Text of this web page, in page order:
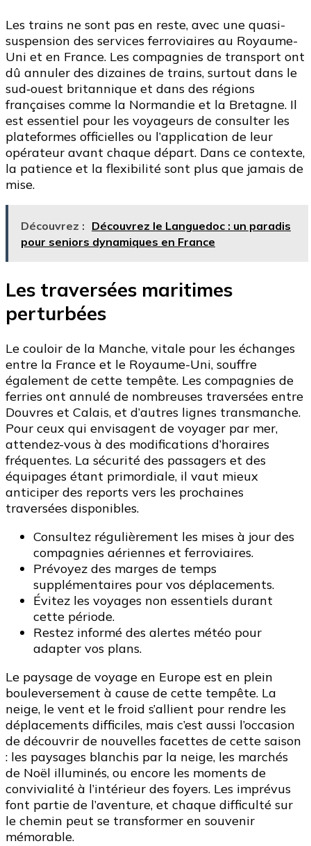
Les trains ne sont pas en reste, avec une quasi-
suspension des services ferroviaires au Royaume-
Uni et en France. Les compagnies de transport ont
dû annuler des dizaines de trains, surtout dans le
sud‑ouest britannique et dans des régions
françaises comme la Normandie et la Bretagne. Il
est essentiel pour les voyageurs de consulter les
plateformes officielles ou l’application de leur
opérateur avant chaque départ. Dans ce contexte,
la patience et la flexibilité sont plus que jamais de
mise.
Découvrez : Découvrez le Languedoc : un paradis
pour seniors dynamiques en France
Les traversées maritimes
perturbées
Le couloir de la Manche, vitale pour les échanges
entre la France et le Royaume-Uni, souffre
également de cette tempête. Les compagnies de
ferries ont annulé de nombreuses traversées entre
Douvres et Calais, et d’autres lignes transmanche.
Pour ceux qui envisagent de voyager par mer,
attendez-vous à des modifications d’horaires
fréquentes. La sécurité des passagers et des
équipages étant primordiale, il vaut mieux
anticiper des reports vers les prochaines
traversées disponibles.
Consultez régulièrement les mises à jour des
compagnies aériennes et ferroviaires.
Prévoyez des marges de temps
supplémentaires pour vos déplacements.
Évitez les voyages non essentiels durant
cette période.
Restez informé des alertes météo pour
adapter vos plans.
Le paysage de voyage en Europe est en plein
bouleversement à cause de cette tempête. La
neige, le vent et le froid s’allient pour rendre les
déplacements difficiles, mais c’est aussi l’occasion
de découvrir de nouvelles facettes de cette saison
: les paysages blanchis par la neige, les marchés
de Noël illuminés, ou encore les moments de
convivialité à l’intérieur des foyers. Les imprévus
font partie de l’aventure, et chaque difficulté sur
le chemin peut se transformer en souvenir
mémorable.